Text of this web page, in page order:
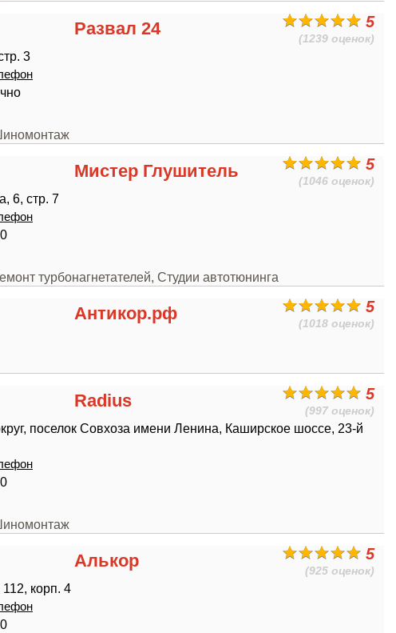
5
(1239 оценок)
Развал 24
3
5
(1046 оценок)
Мистер Глушитель
6, стр. 7
турбонагнетателей, Студии автотюнинга
5
(1018 оценок)
Антикор.рф
5
(997 оценок)
Radius
поселок Совхоза имени Ленина, Каширское шоссе, 23-й
5
(925 оценок)
Алькор
корп. 4